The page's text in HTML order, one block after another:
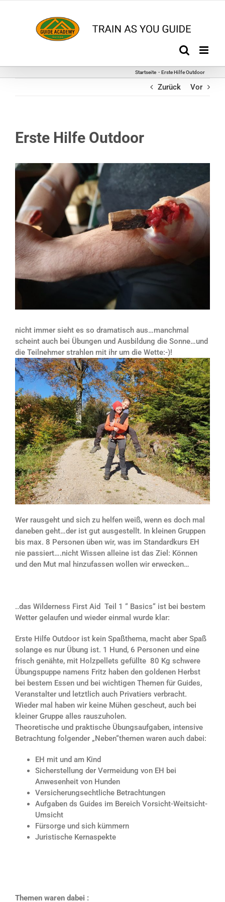
Startseite Erste Hilfe Outdoor
Zurück Vor
Erste Hilfe Outdoor
Zeige
grösseres
nicht immer sieht es so dramatisch aus…manchmal
scheint auch bei Übungen und Ausbildung die Sonne…und
die Teilnehmer strahlen mit ihr um die Wette:-)!
Wer rausgeht und sich zu helfen weiß, wenn es doch mal
daneben geht…der ist gut ausgestellt. In kleinen Gruppen
bis max. 8 Personen üben wir, was im Standardkurs EH
nie passiert….nicht Wissen alleine ist das Ziel: Können
und den Mut mal hinzufassen wollen wir erwecken…
..das Wilderness First Aid Teil 1 “ Basics“ ist bei bestem
Wetter gelaufen und wieder einmal wurde klar:
Erste Hilfe Outdoor ist kein Spaßthema, macht aber Spaß
solange es nur Übung ist. 1 Hund, 6 Personen und eine
frisch genähte, mit Holzpellets gefüllte 80 Kg schwere
Übungspuppe namens Fritz haben den goldenen Herbst
bei bestem Essen und bei wichtigen Themen für Guides,
Veranstalter und letztlich auch Privatiers verbracht.
Wieder mal haben wir keine Mühen gescheut, auch bei
kleiner Gruppe alles rauszuholen.
Theoretische und praktische Übungsaufgaben, intensive
Betrachtung folgender „Neben“themen waren auch dabei:
EH mit und am Kind
Sicherstellung der Vermeidung von EH bei
Anwesenheit von Hunden
Versicherungsechtliche Betrachtungen
Aufgaben ds Guides im Bereich Vorsicht-Weitsicht-
Umsicht
Fürsorge und sich kümmern
Juristische Kernaspekte
Themen waren dabei :